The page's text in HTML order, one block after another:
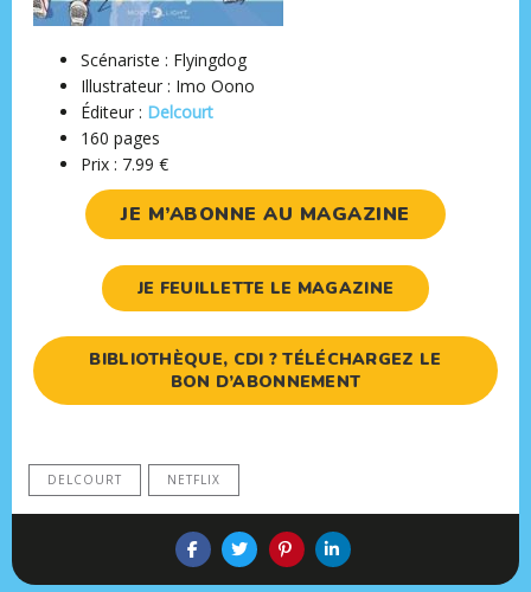
Scénariste : Flyingdog
Illustrateur : Imo Oono
Éditeur ‏: Delcourt
160 pages
Prix : 7.99 €
JE M’ABONNE AU MAGAZINE
JE FEUILLETTE LE MAGAZINE
BIBLIOTHÈQUE, CDI ? TÉLÉCHARGEZ LE
BON D’ABONNEMENT
DELCOURT NETFLIX